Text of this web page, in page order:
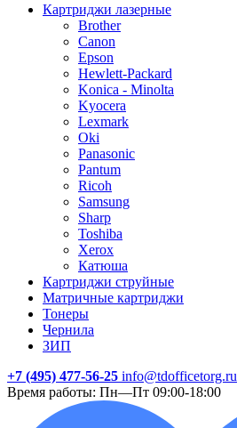
Картриджи лазерные
Brother
Canon
Epson
Hewlett-Packard
Konica - Minolta
Kyocera
Lexmark
Oki
Panasonic
Pantum
Ricoh
Samsung
Sharp
Toshiba
Xerox
Катюша
Картриджи струйные
Матричные картриджи
Тонеры
Чернила
ЗИП
+7 (495) 477-56-25 info@tdofficetorg.ru
Время работы: Пн—Пт 09:00-18:00